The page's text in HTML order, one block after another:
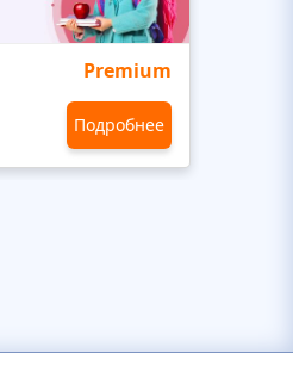
Premium
Подробнее